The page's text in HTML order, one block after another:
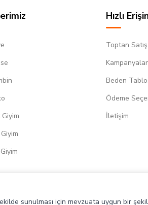
Hızlı
Toptan Satış
Kampanyalar
Beden
Ödeme
İletişim
sunulması için mevzuata uygun bir